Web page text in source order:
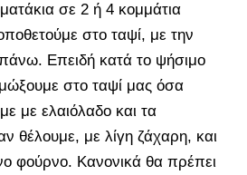
σε 2 ή 4 κομμάτια
στο ταψί, με την
Επειδή κατά το ψήσιμο
στο ταψί μας όσα
με ελαιόλαδο και τα
θέλουμε, με λίγη ζάχαρη, και
φούρνο. Κανονικά θα πρέπει